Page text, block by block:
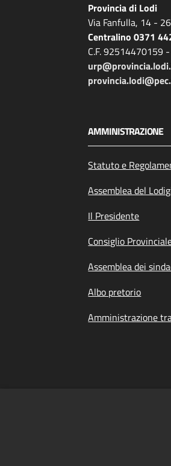
Provincia di Lodi
Via Fanfulla, 14 -
Centralino 0371
C.F. 92514470159
AMMINISTRAZIONE
Statuto e
Assemblea del
Il Presidente
Consiglio
Assemblea dei
Albo pretorio
Amministrazione